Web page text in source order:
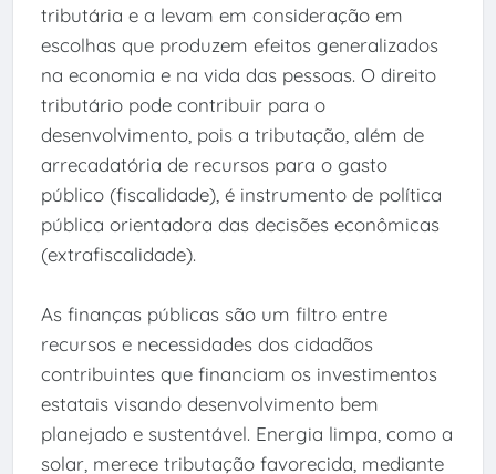
tributária e a levam em consideração em
escolhas que produzem efeitos generalizados
na economia e na vida das pessoas. O direito
tributário pode contribuir para o
desenvolvimento, pois a tributação, além de
arrecadatória de recursos para o gasto
público (fiscalidade), é instrumento de política
pública orientadora das decisões econômicas
(extrafiscalidade).
As finanças públicas são um filtro entre
recursos e necessidades dos cidadãos
contribuintes que financiam os investimentos
estatais visando desenvolvimento bem
planejado e sustentável. Energia limpa, como a
solar, merece tributação favorecida, mediante